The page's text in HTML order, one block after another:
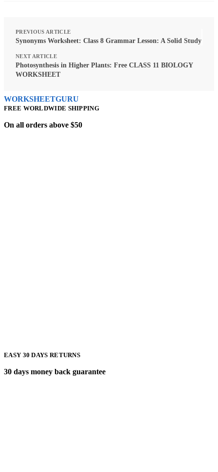
PREVIOUS ARTICLE
Synonyms Worksheet: Class 8 Grammar Lesson: A Solid Study
NEXT ARTICLE
Photosynthesis in Higher Plants: Free CLASS 11 BIOLOGY
WORKSHEET
WORKSHEETGURU
FREE WORLDWIDE SHIPPING
On all orders above $50
EASY 30 DAYS RETURNS
30 days money back guarantee